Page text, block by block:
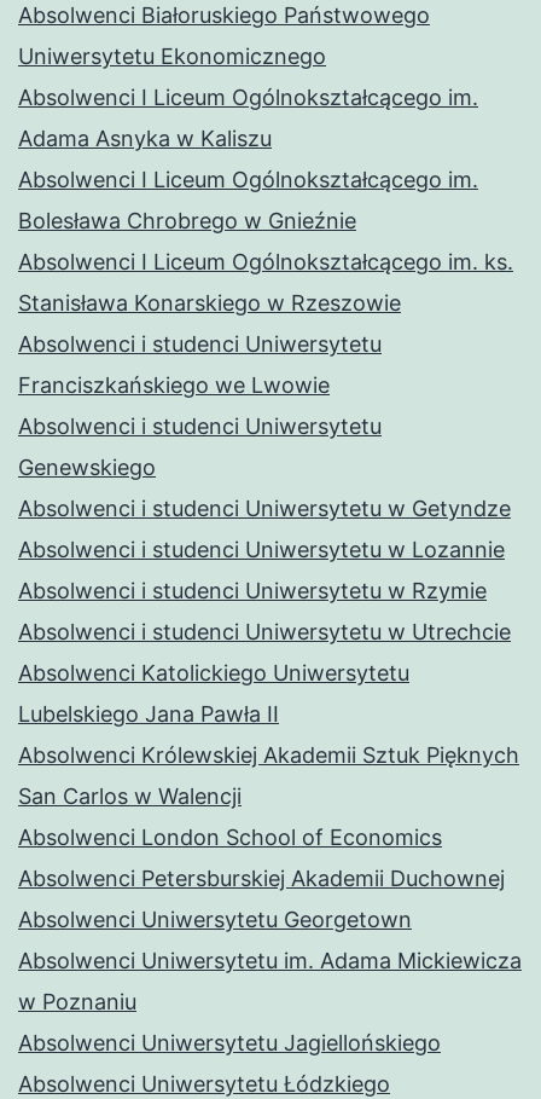
Absolwenci Białoruskiego Państwowego
Uniwersytetu Ekonomicznego
Absolwenci I Liceum Ogólnokształcącego im.
Adama Asnyka w Kaliszu
Absolwenci I Liceum Ogólnokształcącego im.
Bolesława Chrobrego w Gnieźnie
Absolwenci I Liceum Ogólnokształcącego im. ks.
Stanisława Konarskiego w Rzeszowie
Absolwenci i studenci Uniwersytetu
Franciszkańskiego we Lwowie
Absolwenci i studenci Uniwersytetu
Genewskiego
Absolwenci i studenci Uniwersytetu w Getyndze
Absolwenci i studenci Uniwersytetu w Lozannie
Absolwenci i studenci Uniwersytetu w Rzymie
Absolwenci i studenci Uniwersytetu w Utrechcie
Absolwenci Katolickiego Uniwersytetu
Lubelskiego Jana Pawła II
Absolwenci Królewskiej Akademii Sztuk Pięknych
San Carlos w Walencji
Absolwenci London School of Economics
Absolwenci Petersburskiej Akademii Duchownej
Absolwenci Uniwersytetu Georgetown
Absolwenci Uniwersytetu im. Adama Mickiewicza
w Poznaniu
Absolwenci Uniwersytetu Jagiellońskiego
Absolwenci Uniwersytetu Łódzkiego